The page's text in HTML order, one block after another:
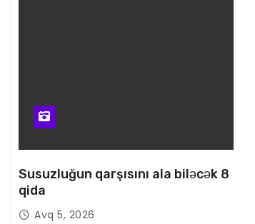
Susuzluğun qarşısını ala biləcək 8
qida
Avq 5, 2026